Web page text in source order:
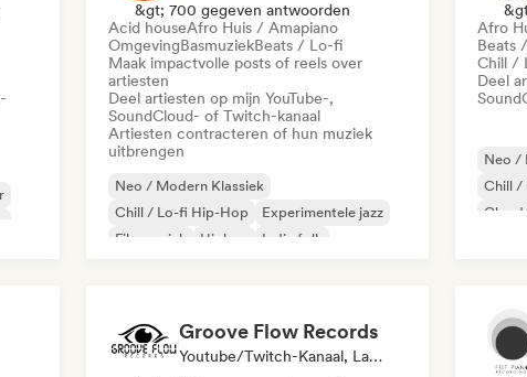
&gt; 700 gegeven antwoorden
Acid houseAfro Huis / Amapiano
OmgevingBasmuziekBeats / Lo-fi
Maak impactvolle posts of reels over
artiesten
Deel artiesten op mijn YouTube-,
SoundCloud- of Twitch-kanaal
Artiesten contracteren of hun muziek
uitbrengen
Neo / Modern Klassiek
Chill / Lo-fi Hip-Hop
Experimentele jazz
Filmmuziek
Hiphop
Indie folk
Afro
Beats
Chill /
Deel
Neo /
Chill /
Cloud
Groove Flow Records
Youtube/Twitch-Kanaal, Label, Geluidsexpert